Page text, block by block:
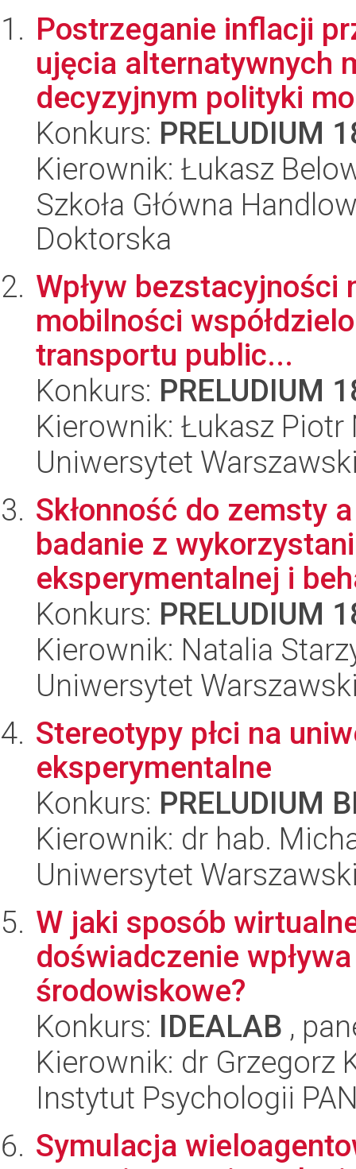
Postrzeganie inflacji
ujęcia alternatywnych
decyzyjnym polityki
Konkurs: PRELUDIUM
Kierownik: Łukasz
Szkoła Główna
Doktorska
Wpływ
mobilności
transportu public...
Konkurs: PRELUDIUM
Kierownik: Łukasz Piotr
Uniwersytet
Skłonność do zemsty
badanie z
eksperymentalnej i
Konkurs: PRELUDIUM
Kierownik: Natalia
Uniwersytet
Stereotypy płci na
eksperymentalne
Konkurs: PRELUDIUM
Kierownik: dr hab.
Uniwersytet
W jaki sposób
doświadczenie
środowiskowe?
Konkurs: IDEALAB ,
Kierownik: dr Grzegorz
Instytut Psychologii
Symulacja